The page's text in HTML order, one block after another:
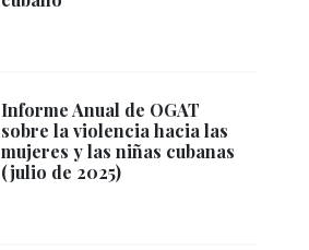
Informe Anual de OGAT
sobre la violencia hacia las
mujeres y las niñas cubanas
(julio de 2025)